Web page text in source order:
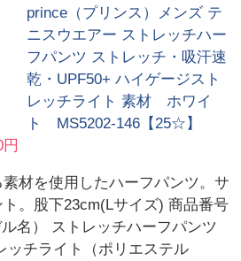
prince（プリンス）メンズ テ
ニスウエアー ストレッチハー
フパンツ ストレッチ・吸汗速
乾・UPF50+ ハイゲージスト
レッチライト 素材 ホワイ
ト MS5202-146【25☆】
材を使用したハーフパンツ。サ
。股下23cm(Lサイズ) 商品番号
名） ストレッチハーフパンツ
ッチライト（ポリエステル